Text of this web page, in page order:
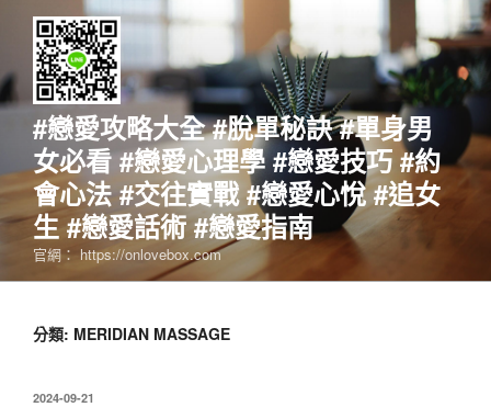
要
#戀愛攻略大全 #脫單秘訣 #單身男
女必看 #戀愛心理學 #戀愛技巧 #約
會心法 #交往實戰 #戀愛心悅 #追女
生 #戀愛話術 #戀愛指南
官網： https://onlovebox.com
分類: MERIDIAN MASSAGE
發
2024-09-21